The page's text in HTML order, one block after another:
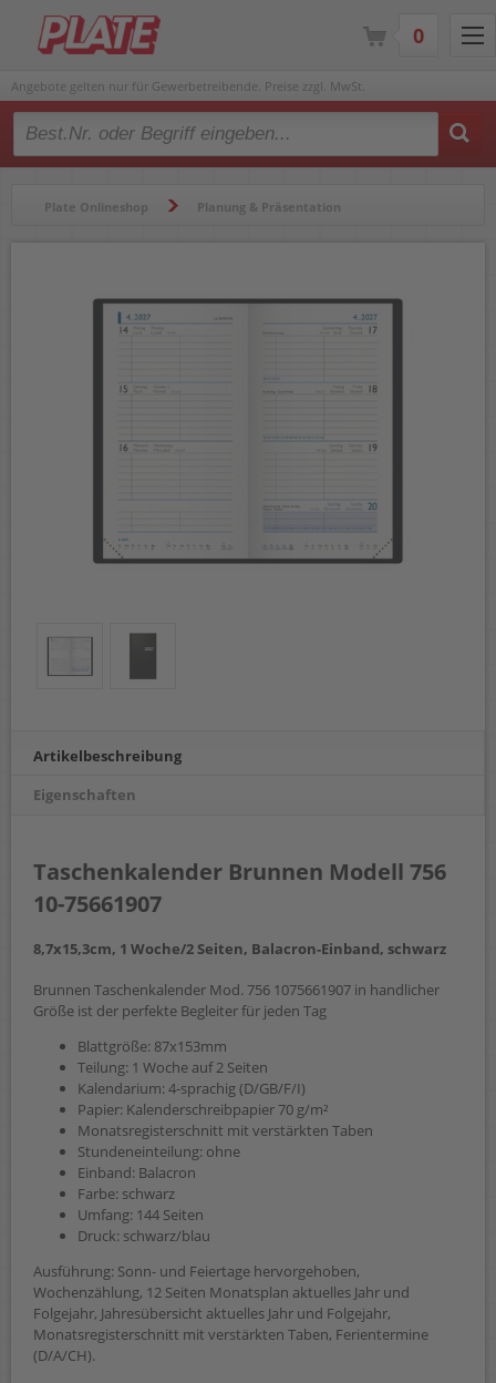
Angebote gelten nur für Gewerbetreibende. Preise zzgl. MwSt.
Type 2 or more characters for results.
Plate Onlineshop Planung & Präsentation
Artikelbeschreibung
Eigenschaften
Taschenkalender Brunnen Modell 756
10-75661907
8,7x15,3cm, 1 Woche/2 Seiten, Balacron-Einband, schwarz
Brunnen Taschenkalender Mod. 756 1075661907 in handlicher
Größe ist der perfekte Begleiter für jeden Tag
Blattgröße: 87x153mm
Teilung: 1 Woche auf 2 Seiten
Kalendarium: 4-sprachig (D/GB/F/I)
Papier: Kalenderschreibpapier 70 g/m²
Monatsregisterschnitt mit verstärkten Taben
Stundeneinteilung: ohne
Einband: Balacron
Farbe: schwarz
Umfang: 144 Seiten
Druck: schwarz/blau
Ausführung: Sonn- und Feiertage hervorgehoben,
Wochenzählung, 12 Seiten Monatsplan aktuelles Jahr und
Folgejahr, Jahresübersicht aktuelles Jahr und Folgejahr,
Monatsregisterschnitt mit verstärkten Taben, Ferientermine
(D/A/CH).
0